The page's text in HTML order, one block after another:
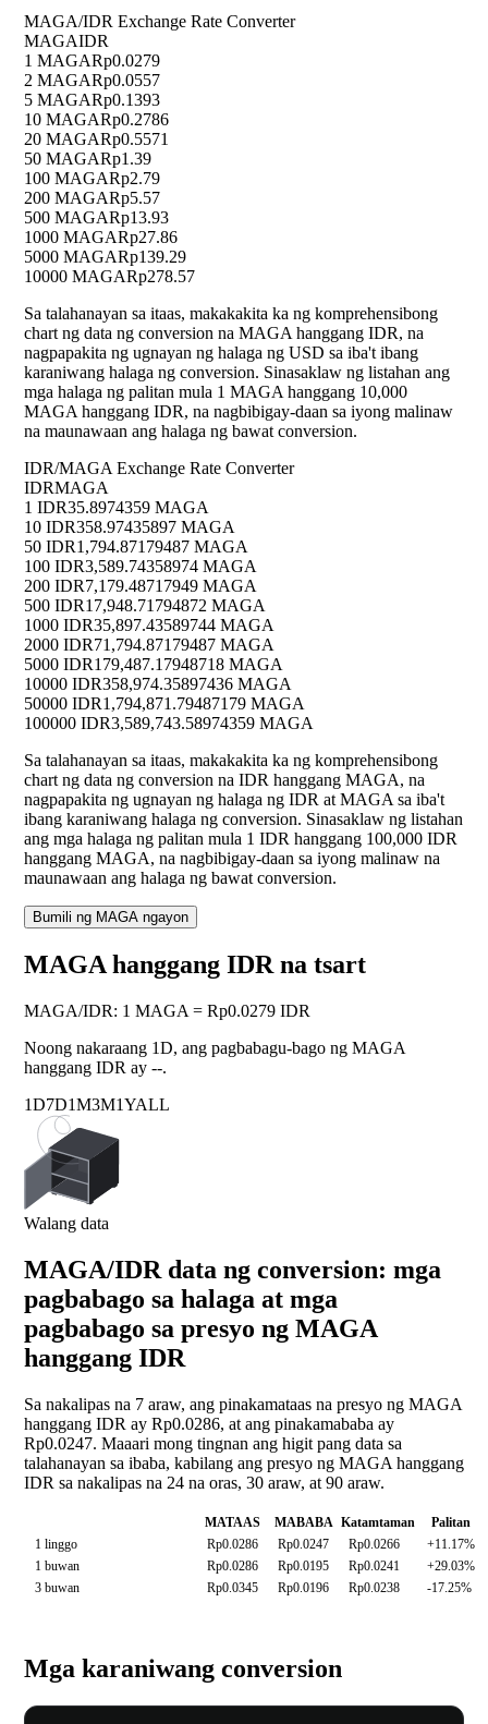
MAGA/IDR Exchange Rate Converter
MAGAIDR
1 MAGARp0.0279
2 MAGARp0.0557
5 MAGARp0.1393
10 MAGARp0.2786
20 MAGARp0.5571
50 MAGARp1.39
100 MAGARp2.79
200 MAGARp5.57
500 MAGARp13.93
1000 MAGARp27.86
5000 MAGARp139.29
10000 MAGARp278.57
Sa talahanayan sa itaas, makakakita ka ng komprehensibong
chart ng data ng conversion na MAGA hanggang IDR, na
nagpapakita ng ugnayan ng halaga ng USD sa iba't ibang
karaniwang halaga ng conversion. Sinasaklaw ng listahan ang
mga halaga ng palitan mula 1 MAGA hanggang 10,000
MAGA hanggang IDR, na nagbibigay-daan sa iyong malinaw
na maunawaan ang halaga ng bawat conversion.
IDR/MAGA Exchange Rate Converter
IDRMAGA
1 IDR35.8974359 MAGA
10 IDR358.97435897 MAGA
50 IDR1,794.87179487 MAGA
100 IDR3,589.74358974 MAGA
200 IDR7,179.48717949 MAGA
500 IDR17,948.71794872 MAGA
1000 IDR35,897.43589744 MAGA
2000 IDR71,794.87179487 MAGA
5000 IDR179,487.17948718 MAGA
10000 IDR358,974.35897436 MAGA
50000 IDR1,794,871.79487179 MAGA
100000 IDR3,589,743.58974359 MAGA
Sa talahanayan sa itaas, makakakita ka ng komprehensibong
chart ng data ng conversion na IDR hanggang MAGA, na
nagpapakita ng ugnayan ng halaga ng IDR at MAGA sa iba't
ibang karaniwang halaga ng conversion. Sinasaklaw ng listahan
ang mga halaga ng palitan mula 1 IDR hanggang 100,000 IDR
hanggang MAGA, na nagbibigay-daan sa iyong malinaw na
maunawaan ang halaga ng bawat conversion.
Bumili ng MAGA ngayon
MAGA hanggang IDR na tsart
MAGA/IDR: 1 MAGA = Rp0.0279 IDR
Noong nakaraang 1D, ang pagbabagu-bago ng MAGA
hanggang IDR ay --.
1D7D1M3M1YALL
Walang data
MAGA/IDR data ng conversion: mga
pagbabago sa halaga at mga
pagbabago sa presyo ng MAGA
hanggang IDR
Sa nakalipas na 7 araw, ang pinakamataas na presyo ng MAGA
hanggang IDR ay Rp0.0286, at ang pinakamababa ay
Rp0.0247. Maaari mong tingnan ang higit pang data sa
talahanayan sa ibaba, kabilang ang presyo ng MAGA hanggang
IDR sa nakalipas na 24 na oras, 30 araw, at 90 araw.
MATAAS MABABA Katamtaman
Palitan
1 linggo
Rp0.0286 Rp0.0247 Rp0.0266
+11.17%
1 buwan
Rp0.0286 Rp0.0195 Rp0.0241
+29.03%
3 buwan
Rp0.0345 Rp0.0196 Rp0.0238 -17.25%
Mga karaniwang conversion